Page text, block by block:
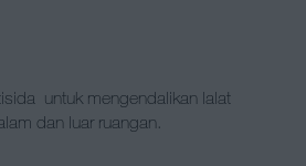
untuk mengendalikan lalat
dan luar ruangan.